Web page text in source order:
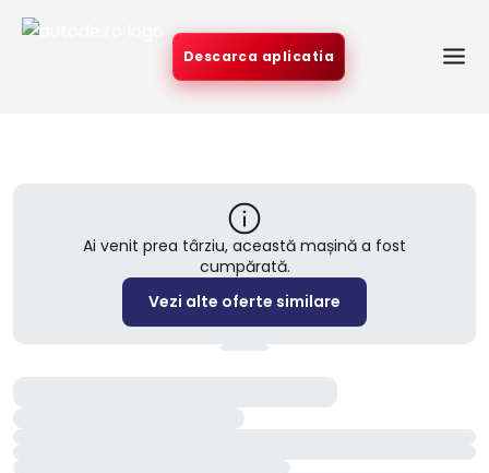
Descarca aplicatia
Ai venit prea târziu, această mașină a fost
cumpărată.
Vezi alte oferte similare